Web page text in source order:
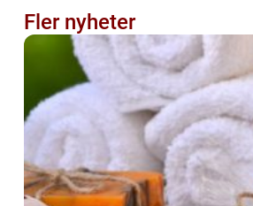
Fler nyheter